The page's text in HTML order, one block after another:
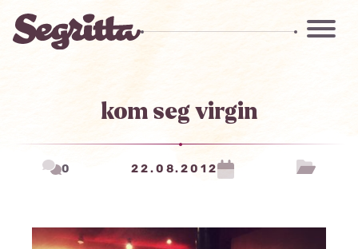
kom seg virgin
0 22.08.2012